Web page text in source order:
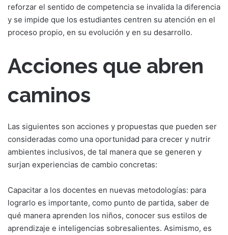
reforzar el sentido de competencia se invalida la diferencia
y se impide que los estudiantes centren su atención en el
proceso propio, en su evolución y en su desarrollo.
Acciones que abren
caminos
Las siguientes son acciones y propuestas que pueden ser
consideradas como una oportunidad para crecer y nutrir
ambientes inclusivos, de tal manera que se generen y
surjan experiencias de cambio concretas:
Capacitar a los docentes en nuevas metodologías: para
lograrlo es importante, como punto de partida, saber de
qué manera aprenden los niños, conocer sus estilos de
aprendizaje e inteligencias sobresalientes. Asimismo, es